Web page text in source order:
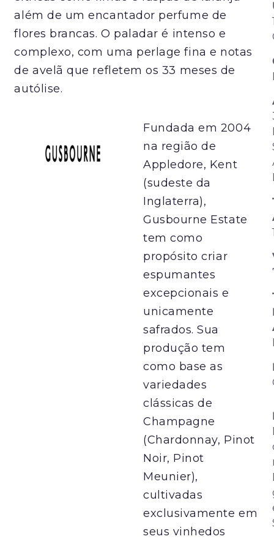
além de um encantador perfume de
flores brancas. O paladar é intenso e
complexo, com uma perlage fina e notas
de avelã que refletem os 33 meses de
autólise.
Fundada em 2004
na região de
Appledore, Kent
(sudeste da
Inglaterra),
Gusbourne Estate
tem como
propósito criar
espumantes
excepcionais e
unicamente
safrados. Sua
produção tem
como base as
variedades
clássicas de
Champagne
(Chardonnay, Pinot
Noir, Pinot
Meunier),
cultivadas
exclusivamente em
seus vinhedos